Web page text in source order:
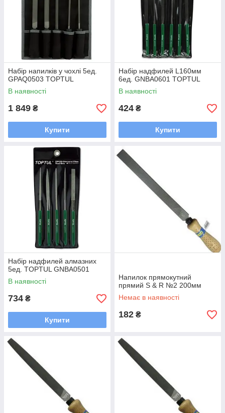
Набір напилків у чохлі 5ед.
GPAQ0503 TOPTUL
В наявності
1 849 ₴
Купити
Набір надфилей L160мм
6ед. GNBA0601 TOPTUL
В наявності
424 ₴
Купити
Набір надфилей алмазних
5ед. TOPTUL GNBA0501
В наявності
734 ₴
Купити
Напилок прямокутний
прямий S & R №2 200мм
Немає в наявності
182 ₴